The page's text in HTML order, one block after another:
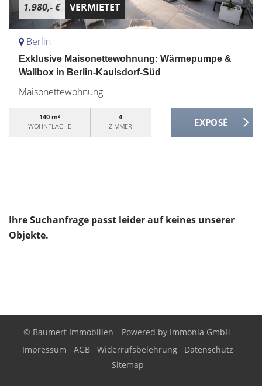
1.980,- € VERMIETET
Berlin
Exklusive Maisonettewohnung: Wärmepumpe &
Wallbox in Berlin-Kaulsdorf-Süd
Maisonettewohnung
140 m²
WOHNFLÄCHE
4
ZIMMER
Ihre Suchanfrage passt leider auf keines unserer
Objekte.
© Baumert Immobilien Powered by Immonia GmbH
Impressum
AGB Widerrufsbelehrung
Datenschutz
Sitemap